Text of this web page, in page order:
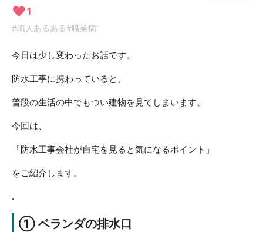
❤︎1
#職人あるある#職業病
今日は少し変わったお話です。
防水工事に携わっていると、
普段の生活の中でもつい建物を見てしまいます。
今回は、
「防水工事会社が自宅を見ると気になるポイント」
をご紹介します。
.
① ベランダの排水口